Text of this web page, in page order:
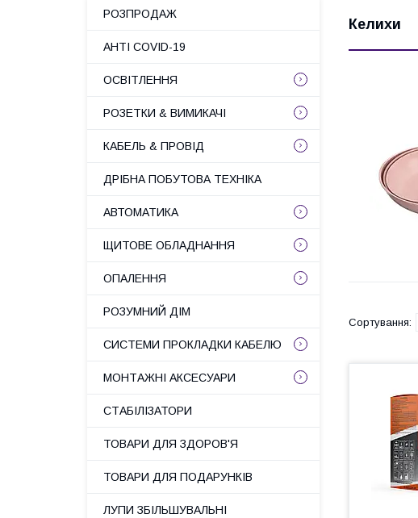
Келихи
РОЗПРОДАЖ
АНТІ COVID-19
ОСВІТЛЕННЯ
РОЗЕТКИ & ВИМИКАЧІ
КАБЕЛЬ & ПРОВІД
ДРІБНА ПОБУТОВА ТЕХНІКА
АВТОМАТИКА
ЩИТОВЕ ОБЛАДНАННЯ
ОПАЛЕННЯ
РОЗУМНИЙ ДІМ
СИСТЕМИ ПРОКЛАДКИ КАБЕЛЮ
МОНТАЖНІ АКСЕСУАРИ
СТАБІЛІЗАТОРИ
ТОВАРИ ДЛЯ ЗДОРОВ'Я
ТОВАРИ ДЛЯ ПОДАРУНКІВ
ЛУПИ ЗБІЛЬШУВАЛЬНІ